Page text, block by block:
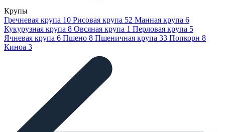
Крупы
Гречневая крупа 10 Рисовая крупа 52 Манная крупа 6
Кукурузная крупа 8 Овсяная крупа 1 Перловая крупа 5
Ячневая крупа 6 Пшено 8 Пшеничная крупа 33 Попкорн 8
Киноа 3